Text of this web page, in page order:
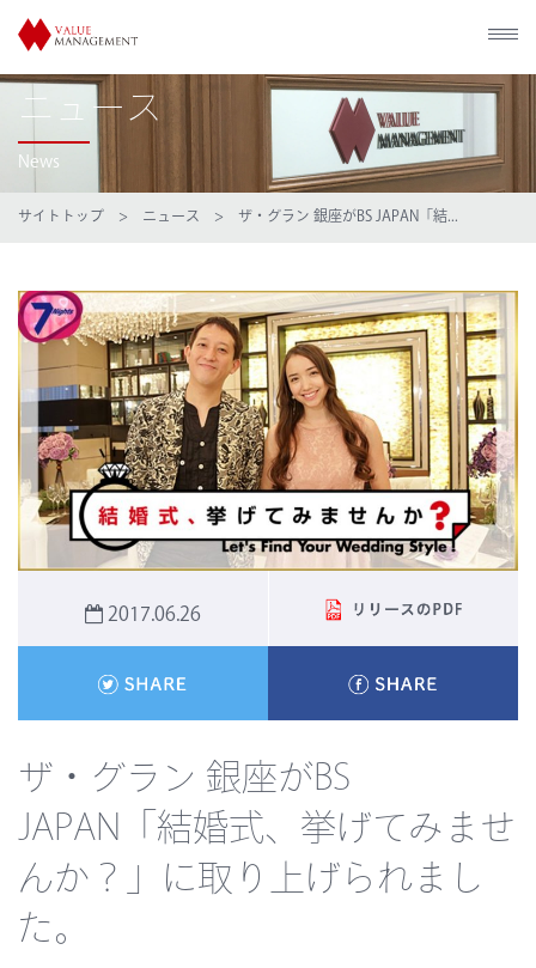
ニュース
News
サイトトップ > ニュース > ザ・グラン 銀座がBS JAPAN「結...
2017.06.26
ザ・グラン 銀座がBS
JAPAN「結婚式、挙げてみませ
んか？」に取り上げられまし
た。